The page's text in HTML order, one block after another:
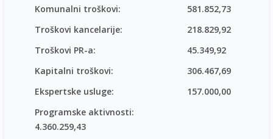
Komunalni troškovi:
581.852,73
Troškovi kancelarije:
218.829,92
Troškovi PR-a:
45.349,92
Kapitalni troškovi:
306.467,69
Ekspertske usluge:
157.000,00
Programske aktivnosti:
4.360.259,43